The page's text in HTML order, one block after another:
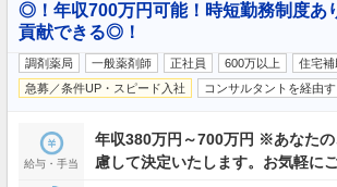
◎！年収700万円可能！時短勤務制度あ
貢献できる◎！
調剤薬局 一般薬剤師 正社員 600万以上
住宅
急募／条件UP・スピード入社
コンサルタントを経由す
給与・手当
年収380万円～700万円 ※あなた
慮して決定いたします。お気軽に